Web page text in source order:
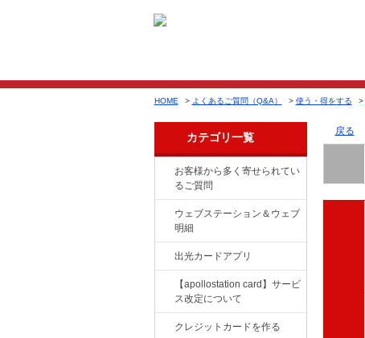
HOME > よくあるご質問（Q&A） > 使う・得をする >
カテゴリ一覧
お客様から多く寄せられてい
るご質問
ウェブステーション＆ウェブ
明細
出光カードアプリ
【apollostation card】サービ
ス改定について
クレジットカードを作る
戻る